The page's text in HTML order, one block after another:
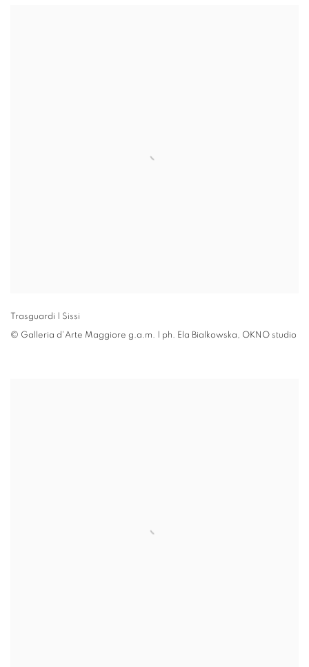
Trasguardi | Sissi
© Galleria d'Arte Maggiore g.a.m. | ph. Ela Bialkowska, OKNO studio